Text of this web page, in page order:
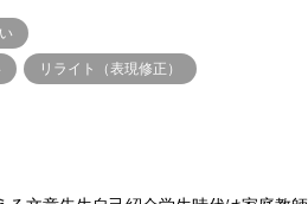
リライト（表現修正）